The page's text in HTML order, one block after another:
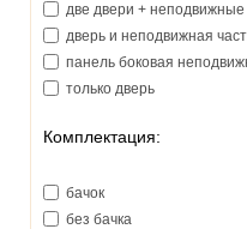
две двери + неподвижные
дверь и неподвижная
панель боковая
только дверь
Комплектация:
бачок
без бачка